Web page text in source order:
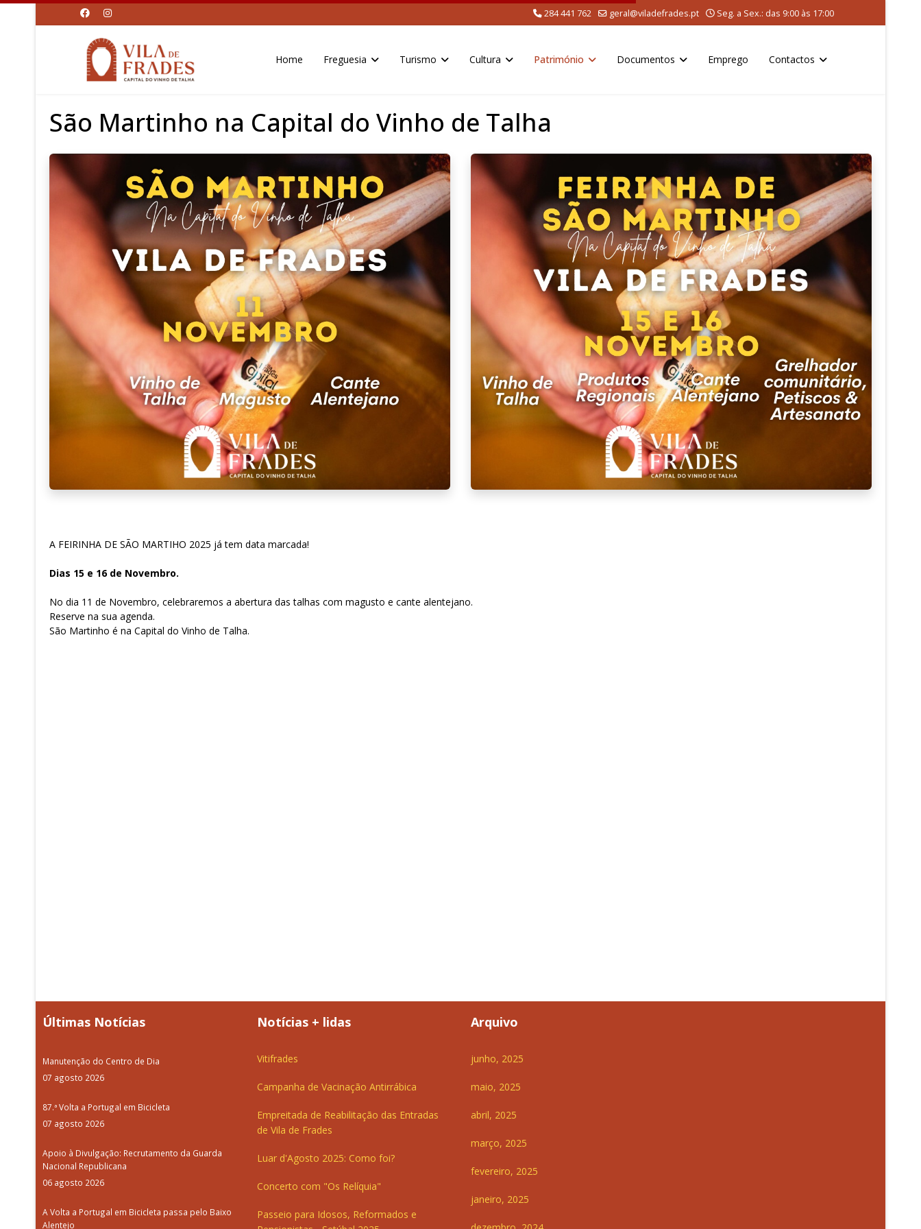
284 441 762 geral@viladefrades.pt Seg. a Sex.: das 9:00 às 17:00
Home Freguesia Turismo Cultura Património Documentos Emprego Contactos
São Martinho na Capital do Vinho de Talha
A FEIRINHA DE SÃO MARTIHO 2025 já tem data marcada!
Dias 15 e 16 de Novembro.
No dia 11 de Novembro, celebraremos a abertura das talhas com magusto e cante alentejano.
Reserve na sua agenda.
São Martinho é na Capital do Vinho de Talha.
Últimas Notícias
Manutenção do Centro de Dia
07 agosto 2026
87.ª Volta a Portugal em Bicicleta
07 agosto 2026
Apoio à Divulgação: Recrutamento da Guarda
Nacional Republicana
06 agosto 2026
A Volta a Portugal em Bicicleta passa pelo Baixo
Alentejo
Notícias + lidas
Vitifrades
Campanha de Vacinação Antirrábica
Empreitada de Reabilitação das Entradas
de Vila de Frades
Luar d'Agosto 2025: Como foi?
Concerto com "Os Relíquia"
Passeio para Idosos, Reformados e
Arquivo
junho, 2025
maio, 2025
abril, 2025
março, 2025
fevereiro, 2025
janeiro, 2025